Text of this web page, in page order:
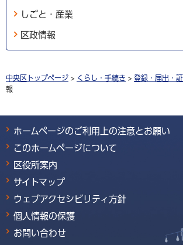
しごと・産業
区政情報
中央区トップページ > くらし・手続き > 登録・届出・
報
ホームページのご利用上の注意とお願い
このホームページについて
区役所案内
サイトマップ
ウェブアクセシビリティ方針
個人情報の保護
お問い合わせ